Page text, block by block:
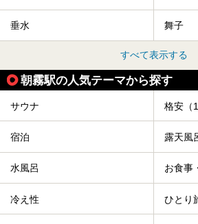
垂水 舞子
すべて表示する
朝霧駅の人気テーマから探す
サウナ 格安（
宿泊 露天風
水風呂 お食事
冷え性 ひとり